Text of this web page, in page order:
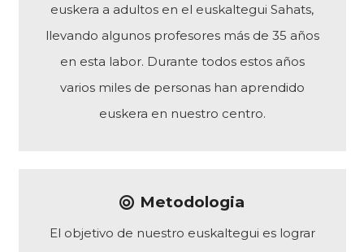
euskera a adultos en el euskaltegui Sahats,
llevando algunos profesores más de 35 años
en esta labor. Durante todos estos años
varios miles de personas han aprendido
euskera en nuestro centro.
Metodologia
El objetivo de nuestro euskaltegui es lograr